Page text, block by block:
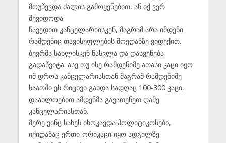
მოუწევდა ძალის გამოყენებით, ან იქ ვერ
შევიდოდა.
წავედით კანცელარიისკენ, მაგრამ არა იმდენი
რამდენიც თავისუფლების მოედანზე ვიდექით.
ბევრმა სახლისკენ წასვლა და დასვენება
გადაწვიტა. ასე თუ ისე რამდენიმე ათასი კაცი იყო
იმ დროს კანცელარიასთან მაგრამ რამდენიმე
საათში ეს რიცხვი გახდა სადღაც 100-300 კაცი,
დაახლოებით ამდენმა გავათენეთ ღამე
კანცელარიასთან.
მერე ვინც სახეს იხოკავდა პოლიტიკოსები,
იქიდანაც ერთი-ორიკაცი იყო ადგილზე